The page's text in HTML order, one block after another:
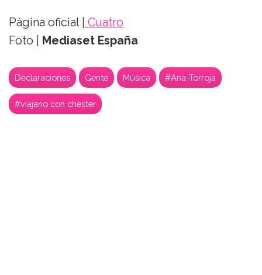
Página oficial |
Cuatro
Foto |
Mediaset España
Declaraciones Gente Música #Ana-Torroja
#viajano con chester